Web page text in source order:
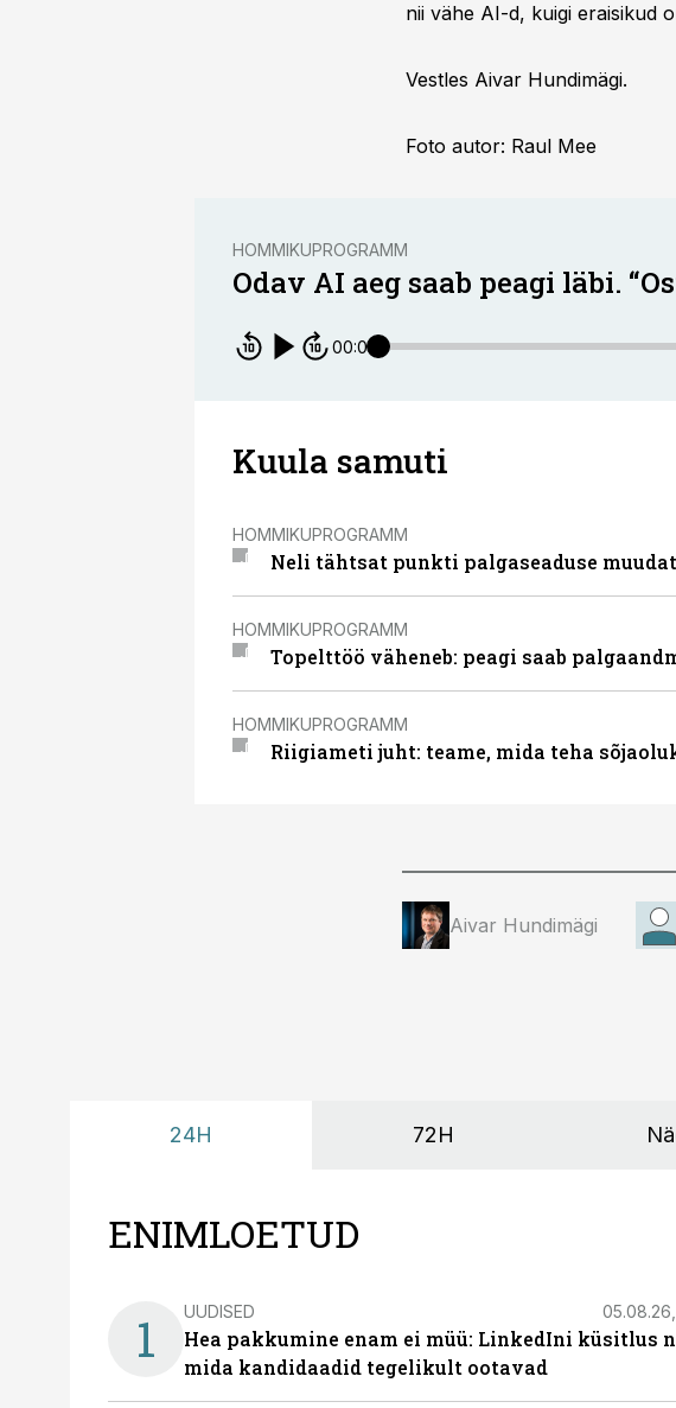
nii vähe AI-d, kuigi eraisikud
Vestles Aivar Hundimägi.
Foto autor: Raul Mee
HOMMIKUPROGRAMM
Odav AI aeg saab peagi läbi.
00:00
Kuula samuti
HOMMIKUPROGRAMM
Neli tähtsat punkti palgaseaduse
HOMMIKUPROGRAMM
Topelttöö väheneb: peagi saab
HOMMIKUPROGRAMM
Riigiameti juht: teame, mida teha
Aivar Hundimägi
24H 72H
ENIMLOETUD
1 UUDISED 05.08.26,
Hea pakkumine enam ei müü: LinkedIni küsitlus
mida kandidaadid tegelikult ootavad